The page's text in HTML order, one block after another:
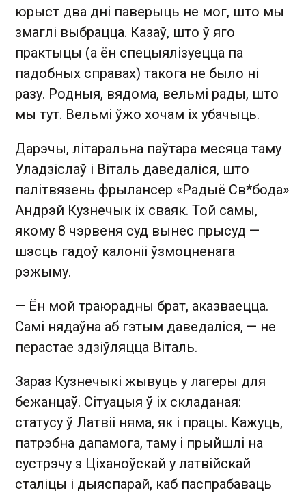
юрыст два дні паверыць не мог, што мы
змаглі выбрацца. Казаў, што ў яго
практыцы (а ён спецыялізуецца па
падобных справах) такога не было ні
разу. Родныя, вядома, вельмі рады, што
мы тут. Вельмі ўжо хочам іх убачыць.
Дарэчы, літаральна паўтара месяца таму
Уладзіслаў і Віталь даведаліся, што
палітвязень фрылансер «Радыё Св*бода»
Андрэй Кузнечык іх сваяк. Той самы,
якому 8 чэрвеня суд вынес прысуд —
шэсць гадоў калоніі ўзмоцненага
рэжыму.
— Ён мой траюрадны брат, аказваецца.
Самі нядаўна аб гэтым даведаліся, — не
перастае здзіўляцца Віталь.
Зараз Кузнечыкі жывуць у лагеры для
бежанцаў. Сітуацыя ў іх складаная:
статусу ў Латвіі няма, як і працы. Кажуць,
патрэбна дапамога, таму і прыйшлі на
сустрэчу з Ціханоўскай у латвійскай
сталіцы і дыяспарай, каб паспрабаваць